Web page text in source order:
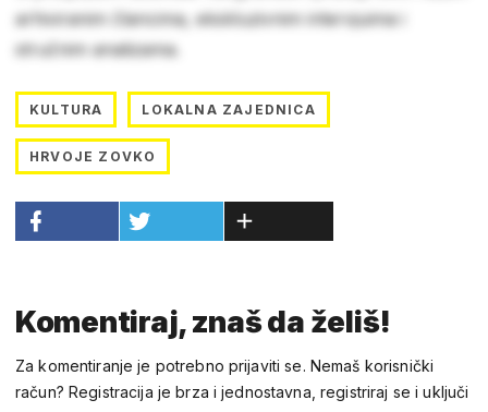
arhiviranim člancima, ekskluzivnim intervjuima i
stručnim analizama.
KULTURA LOKALNA ZAJEDNICA
HRVOJE ZOVKO
Komentiraj, znaš da želiš!
Za komentiranje je potrebno prijaviti se. Nemaš korisnički
račun? Registracija je brza i jednostavna, registriraj se i uključi